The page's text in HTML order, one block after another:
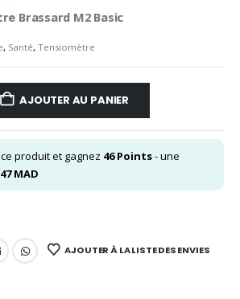
Brassard M2 Basic
, Santé, Tensiomètre
AJOUTER AU PANIER
produit et gagnez 46Points- une
MAD
AJOUTER À LA LISTE DES ENVIES